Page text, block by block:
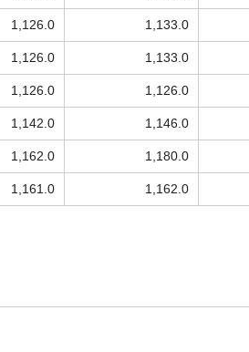
1,126.0 1,133.0
1,126.0 1,133.0
1,126.0 1,126.0
1,142.0 1,146.0
1,162.0 1,180.0
1,161.0 1,162.0